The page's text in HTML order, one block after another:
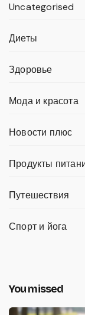
Uncategorised
Диеты
Здоровье
Мода и красота
Новости плюс
Продукты
Путешествия
Спорт и йога
You missed